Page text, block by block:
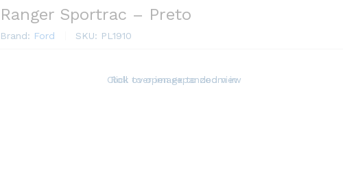
Ranger Sportrac – Preto
Brand: Ford SKU: PL1910
Roll over image to zoom in
Click to open expanded view